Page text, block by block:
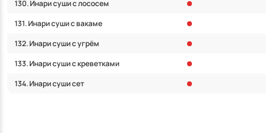
130. Инари суши с лососем
131. Инари суши с вакаме
132. Инари суши с угрём
133. Инари суши с креветками
134. Инари суши сет